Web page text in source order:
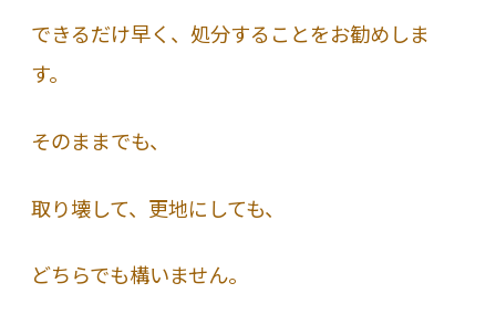
できるだけ早く、処分することをお勧めしま
す。
そのままでも、
取り壊して、更地にしても、
どちらでも構いません。